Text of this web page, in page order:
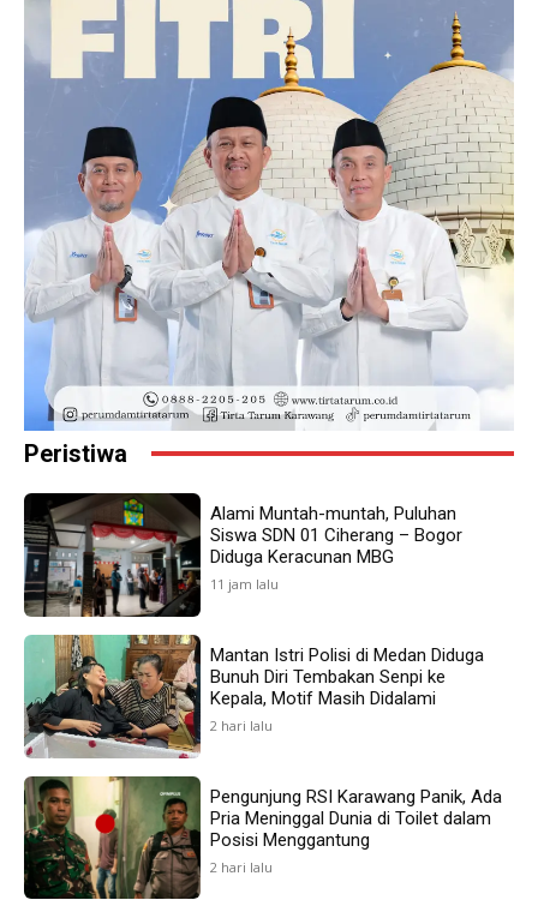
Peristiwa
Alami Muntah-muntah, Puluhan
Siswa SDN 01 Ciherang – Bogor
Diduga Keracunan MBG
11 jam lalu
Mantan Istri Polisi di Medan Diduga
Bunuh Diri Tembakan Senpi ke
Kepala, Motif Masih Didalami
2 hari lalu
Pengunjung RSI Karawang Panik, Ada
Pria Meninggal Dunia di Toilet dalam
Posisi Menggantung
2 hari lalu